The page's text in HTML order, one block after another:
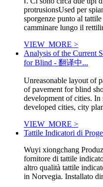
protrusionsUsed per
sporgenze punto al
camminare lungo il
VIEW_MORE >
Analysis of the Current
for Blind - 翻译中...
Unreasonable layout of
of pavement for blind
development of cities. In
developed cities, city
VIEW_MORE >
Tattile Indicatori di
Wuyi xiongchang
fornitore di tattile
altro qualità tattile
in Norvegia. Installato